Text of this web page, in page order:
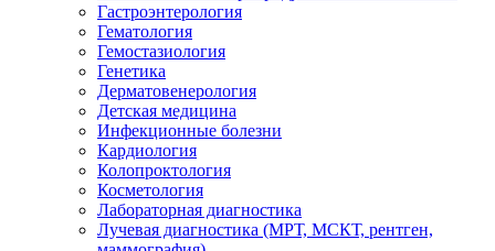
Гастроэнтерология
Гематология
Гемостазиология
Генетика
Дерматовенерология
Детская медицина
Инфекционные болезни
Кардиология
Колопроктология
Косметология
Лабораторная диагностика
Лучевая диагностика (МРТ, МСКТ, рентген,